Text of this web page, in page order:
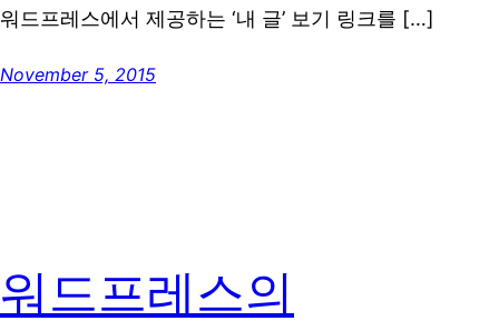
워드프레스에서 제공하는 ‘내 글’ 보기 링크를 […]
November 5, 2015
워드프레스의